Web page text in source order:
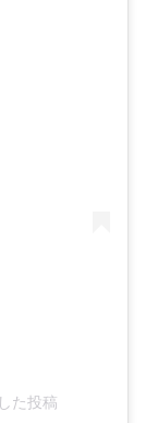
た投稿